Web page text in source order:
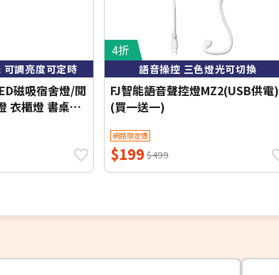
可調亮度可定時
磁吸宿舍燈/閱
衣櫃燈 書桌燈
4折
語音操控 三色燈光可切換
FJ智能語音聲控燈MZ2(USB供電)
(買一送一)
網路限定價
$199 $499